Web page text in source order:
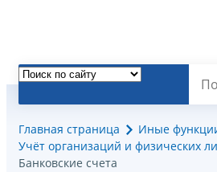
Главная страница
Иные
Учёт организаций и физических
Банковские счета